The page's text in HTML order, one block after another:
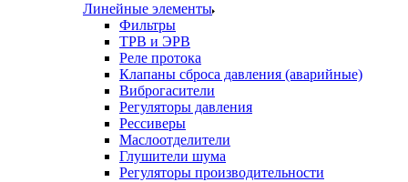
Линейные элементы
Фильтры
ТРВ и ЭРВ
Реле протока
Клапаны сброса давления (аварийные)
Виброгасители
Регуляторы давления
Рессиверы
Маслоотделители
Глушители шума
Регуляторы производительности